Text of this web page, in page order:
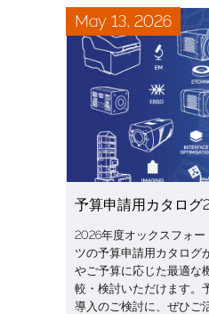
May 13, 2026
予算申請用カタログ
2026年度オックスフォ
ツの予算申請用カタログ
やご予算に応じた最適な
較・検討いただけます。
導入のご検討に、ぜひご